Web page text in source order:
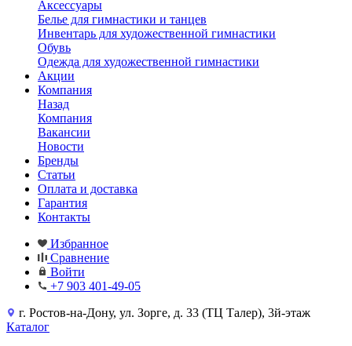
Аксессуары
Белье для гимнастики и танцев
Инвентарь для художественной гимнастики
Обувь
Одежда для художественной гимнастики
Акции
Компания
Назад
Компания
Вакансии
Новости
Бренды
Статьи
Оплата и доставка
Гарантия
Контакты
Избранное
Сравнение
Войти
+7 903 401-49-05
г. Ростов-на-Дону, ул. Зорге, д. 33 (ТЦ Талер), 3й-этаж
Каталог